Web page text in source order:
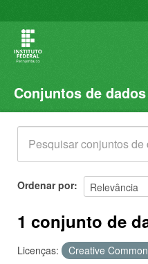
Conjuntos de dados
Organizações
Grupos
Sobre
Conjuntos de dados
Ordenar por
1 conjunto de
Licenças: Creative